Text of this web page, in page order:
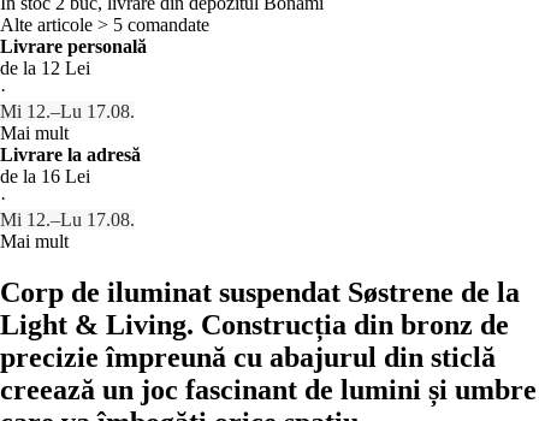
Alte articole > 5 comandate
Livrare personală
de la 12 Lei
·
Mi 12.–Lu 17.08.
Mai mult
Livrare la adresă
de la 16 Lei
·
Mi 12.–Lu 17.08.
Mai mult
Corp de iluminat suspendat Søstrene de la
Light & Living. Construcția din bronz de
precizie împreună cu abajurul din sticlă
creează un joc fascinant de lumini și umbre